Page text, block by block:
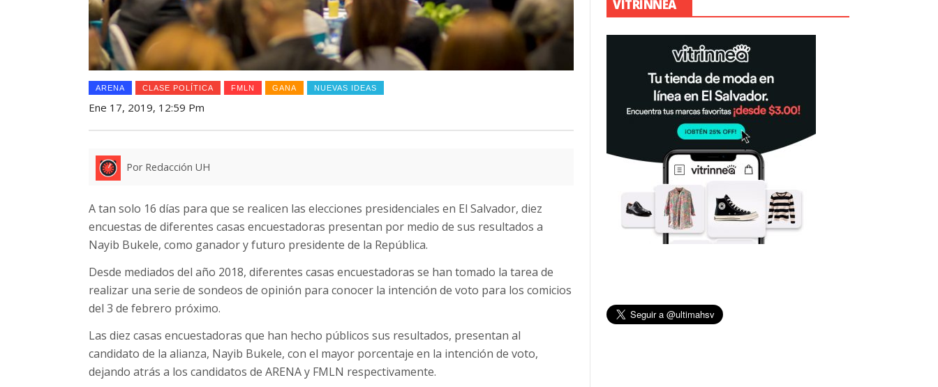
ARENA CLASE POLÍTICA FMLN GANA NUEVAS IDEAS
Ene 17, 2019, 12:59 Pm
Por Redacción UH
A tan solo 16 días para que se realicen las elecciones presidenciales en El Salvador, diez
encuestas de diferentes casas encuestadoras presentan por medio de sus resultados a
Nayib Bukele, como ganador y futuro presidente de la República.
Desde mediados del año 2018, diferentes casas encuestadoras se han tomado la tarea de
realizar una serie de sondeos de opinión para conocer la intención de voto para los comicios
del 3 de febrero próximo.
Las diez casas encuestadoras que han hecho públicos sus resultados, presentan al
candidato de la alianza, Nayib Bukele, con el mayor porcentaje en la intención de voto,
dejando atrás a los candidatos de ARENA y FMLN respectivamente.
VITRINNEA